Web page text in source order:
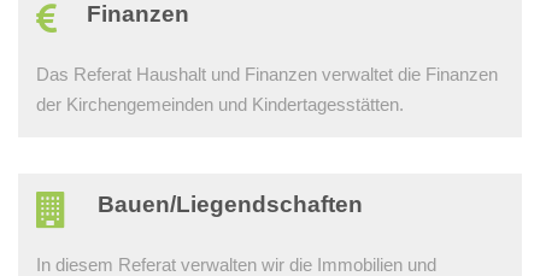
Finanzen
Das Referat Haushalt und Finanzen verwaltet die Finanzen
der Kirchengemeinden und Kindertagesstätten.
Bauen/Liegendschaften
In diesem Referat verwalten wir die Immobilien und